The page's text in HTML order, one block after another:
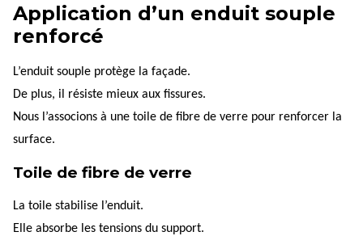
Application d’un enduit souple
renforcé
L’enduit souple protège la façade.
De plus, il résiste mieux aux fissures.
Nous l’associons à une toile de fibre de verre pour renforcer la
surface.
Toile de fibre de verre
La toile stabilise l’enduit.
Elle absorbe les tensions du support.